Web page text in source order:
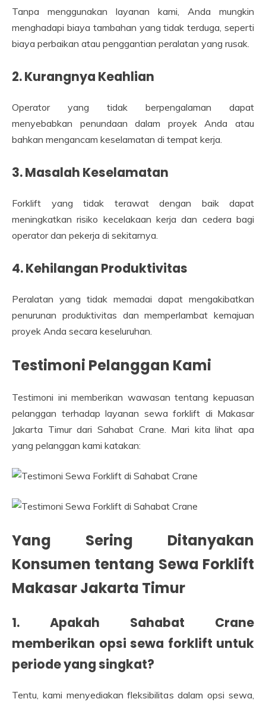
Tanpa menggunakan layanan kami, Anda mungkin
menghadapi biaya tambahan yang tidak terduga, seperti
biaya perbaikan atau penggantian peralatan yang rusak.
2. Kurangnya Keahlian
Operator yang tidak berpengalaman dapat
menyebabkan penundaan dalam proyek Anda atau
bahkan mengancam keselamatan di tempat kerja.
3. Masalah Keselamatan
Forklift yang tidak terawat dengan baik dapat
meningkatkan risiko kecelakaan kerja dan cedera bagi
operator dan pekerja di sekitarnya.
4. Kehilangan Produktivitas
Peralatan yang tidak memadai dapat mengakibatkan
penurunan produktivitas dan memperlambat kemajuan
proyek Anda secara keseluruhan.
Testimoni Pelanggan Kami
Testimoni ini memberikan wawasan tentang kepuasan
pelanggan terhadap layanan sewa forklift di Makasar
Jakarta Timur dari Sahabat Crane. Mari kita lihat apa
yang pelanggan kami katakan:
Yang Sering Ditanyakan
Konsumen tentang Sewa Forklift
Makasar Jakarta Timur
1. Apakah Sahabat Crane
memberikan opsi sewa forklift untuk
periode yang singkat?
Tentu, kami menyediakan fleksibilitas dalam opsi sewa,